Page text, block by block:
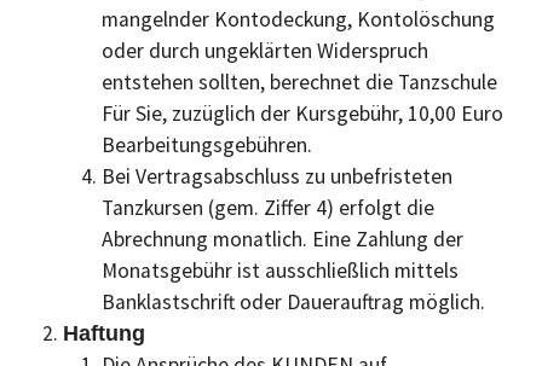
mangelnder Kontodeckung, Kontolöschung
oder durch ungeklärten Widerspruch
entstehen sollten, berechnet die Tanzschule
Für Sie, zuzüglich der Kursgebühr, 10,00 Euro
Bearbeitungsgebühren.
Bei Vertragsabschluss zu unbefristeten
Tanzkursen (gem. Ziffer 4) erfolgt die
Abrechnung monatlich. Eine Zahlung der
Monatsgebühr ist ausschließlich mittels
Banklastschrift oder Dauerauftrag möglich.
Haftung